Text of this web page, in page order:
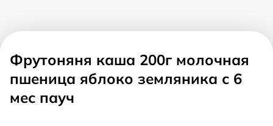
Фрутоняня каша 200г молочная
пшеница яблоко земляника с 6
мес пауч